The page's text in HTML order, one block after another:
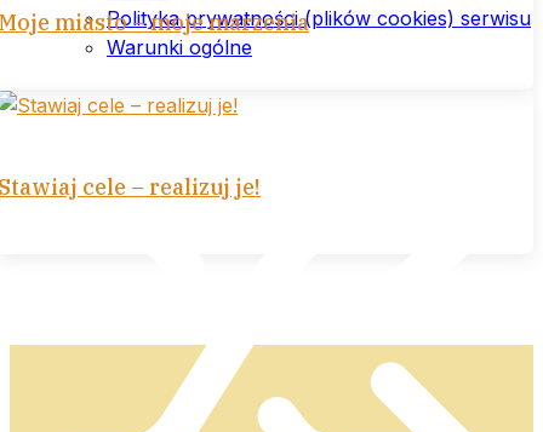
Polityka prywatności (plików cookies) serwisu
Warunki ogólne
miasto – moje marzenia
cele – realizuj je!